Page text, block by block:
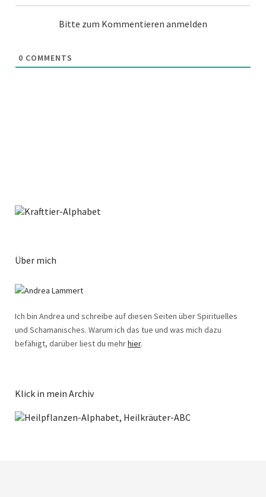
Bitte zum Kommentieren anmelden
0 COMMENTS
Über mich
Ich bin Andrea und schreibe auf diesen Seiten über Spirituelles
und Schamanisches. Warum ich das tue und was mich dazu
befähigt, darüber liest du mehrhier.
Klick in mein Archiv